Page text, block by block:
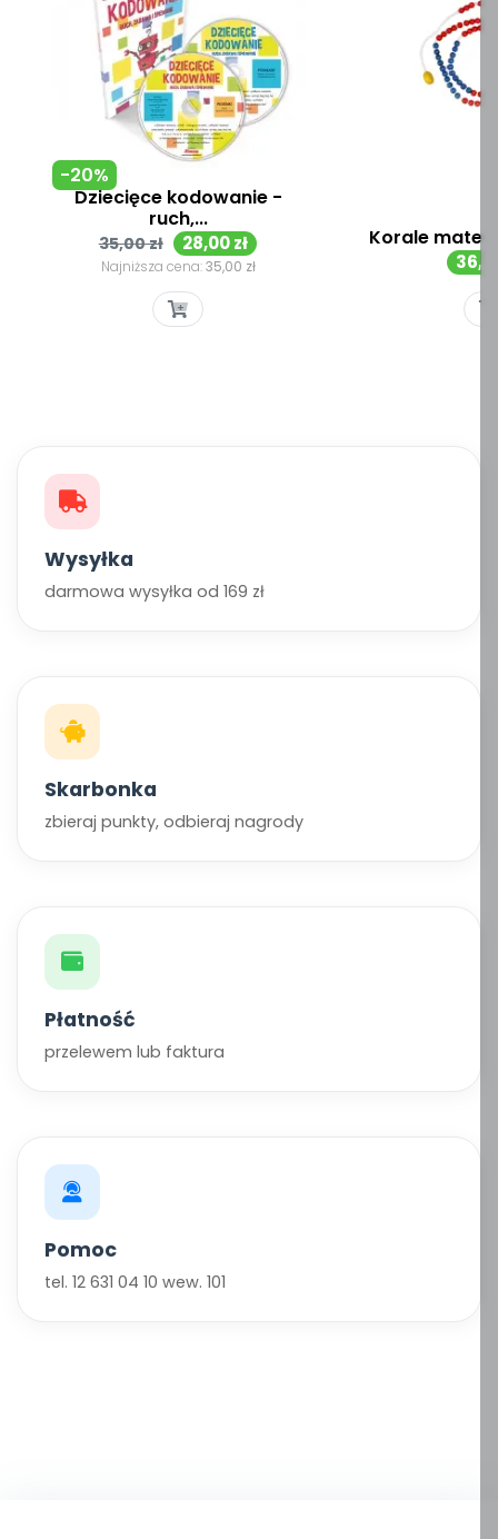
Dziecięce kodowanie -
ruch,...
Cena
podstawowa
35,00 zł Cena
28,00 zł
Najniższa cena:35,00 zł
-20%
Korale
Wysyłka
darmowa wysyłka od 169 zł
Skarbonka
zbieraj punkty, odbieraj nagrody
Płatność
przelewem lub faktura
Pomoc
tel. 12 631 04 10 wew. 101